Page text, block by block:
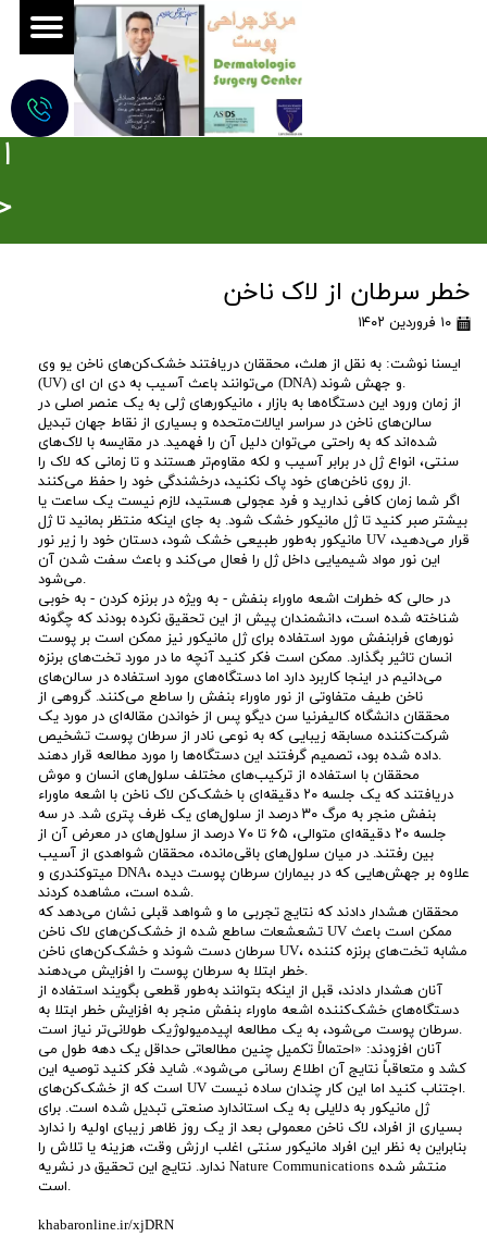
ا
خطر سرطان از لاک ناخن
۱۰ فروردین ۱۴۰۲
ایسنا نوشت: به نقل از هلث، محققان دریافتند خشک‌کن‌های ناخن یو وی
(UV) می‌توانند باعث آسیب به دی ان ای (DNA) و جهش شوند.
از زمان ورود این دستگاه‌ها به بازار ، مانیکورهای ژلی به یک عنصر اصلی در
سالن‌های ناخن در سراسر ایالات‌متحده و بسیاری از نقاط جهان تبدیل
شده‌اند که به راحتی می‌توان دلیل آن را فهمید. در مقایسه با لاک‌های
سنتی، انواع ژل در برابر آسیب و لکه مقاوم‌تر هستند و تا زمانی که لاک را
از روی ناخن‌های خود پاک نکنید، درخشندگی خود را حفظ می‌کنند.
اگر شما زمان کافی ندارید و فرد عجولی هستید، لازم نیست یک ساعت یا
بیشتر صبر کنید تا ژل مانیکور خشک شود. به جای اینکه منتظر بمانید تا ژل
مانیکور به‌طور طبیعی خشک شود، دستان خود را زیر نور UV قرار می‌دهید،
این نور مواد شیمیایی داخل ژل را فعال می‌کند و باعث سفت شدن آن
می‌شود.
در حالی که خطرات اشعه ماوراء بنفش - به ویژه در برنزه کردن - به خوبی
شناخته شده است، دانشمندان پیش از این تحقیق نکرده بودند که چگونه
نورهای فرابنفش مورد استفاده برای ژل مانیکور نیز ممکن است بر پوست
انسان تاثیر بگذارد. ممکن است فکر کنید آنچه ما در مورد تخت‌های برنزه
می‌دانیم در اینجا کاربرد دارد اما دستگاه‌های مورد استفاده در سالن‌های
ناخن طیف متفاوتی از نور ماوراء بنفش را ساطع می‌کنند. گروهی از
محققان دانشگاه کالیفرنیا سن دیگو پس از خواندن مقاله‌ای در مورد یک
شرکت‌کننده مسابقه زیبایی که به نوعی نادر از سرطان پوست تشخیص
داده شده بود، تصمیم گرفتند این دستگاه‌ها را مورد مطالعه قرار دهند.
محققان با استفاده از ترکیب‌های مختلف سلول‌های انسان و موش
دریافتند که یک جلسه ۲۰ دقیقه‌ای با خشک‌کن لاک ناخن با اشعه ماوراء
بنفش منجر به مرگ ۳۰ درصد از سلول‌های یک ظرف پتری شد. در سه
جلسه ۲۰ دقیقه‌ای متوالی، ۶۵ تا ۷۰ درصد از سلول‌های در معرض آن از
بین رفتند. در میان سلول‌های باقی‌مانده، محققان شواهدی از آسیب
میتوکندری و DNA، علاوه بر جهش‌هایی که در بیماران سرطان پوست دیده
شده است، مشاهده کردند.
محققان هشدار دادند که نتایج تجربی ما و شواهد قبلی نشان می‌دهد که
تشعشعات ساطع شده از خشک‌کن‌های لاک ناخن UV ممکن است باعث
سرطان دست شوند و خشک‌کن‌های ناخن UV، مشابه تخت‌های برنزه کننده
خطر ابتلا به سرطان پوست را افزایش می‌دهند.
آنان هشدار دادند، قبل از اینکه بتوانند به‌طور قطعی بگویند استفاده از
دستگاه‌های خشک‌کننده اشعه ماوراء بنفش منجر به افزایش خطر ابتلا به
سرطان پوست می‌شود، به یک مطالعه اپیدمیولوژیک طولانی‌تر نیاز است.
آنان افزودند: «احتمالاً تکمیل چنین مطالعاتی حداقل یک دهه طول می
کشد و متعاقباً نتایج آن اطلاع رسانی می‌شود». شاید فکر کنید توصیه این
است که از خشک‌کن‌های UV اجتناب کنید اما این کار چندان ساده نیست.
ژل مانیکور به دلایلی به یک استاندارد صنعتی تبدیل شده است. برای
بسیاری از افراد، لاک ناخن معمولی بعد از یک روز ظاهر زیبای اولیه را ندارد
بنابراین به نظر این افراد مانیکور سنتی اغلب ارزش وقت، هزینه یا تلاش را
ندارد. نتایج این تحقیق در نشریه Nature Communications منتشر شده
است.
khabaronline.ir/xjDRN